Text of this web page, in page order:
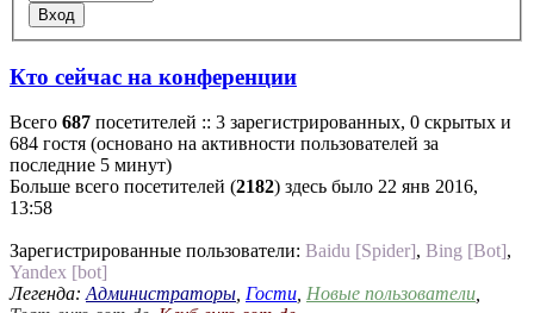
Кто сейчас на конференции
Всего 687 посетителей :: 3 зарегистрированных, 0 скрытых и
684 гостя (основано на активности пользователей за
последние 5 минут)
Больше всего посетителей (2182) здесь было 22 янв 2016,
13:58
Зарегистрированные пользователи: Baidu [Spider], Bing [Bot],
Yandex [bot]
Легенда: Администраторы Гости Новые пользователи